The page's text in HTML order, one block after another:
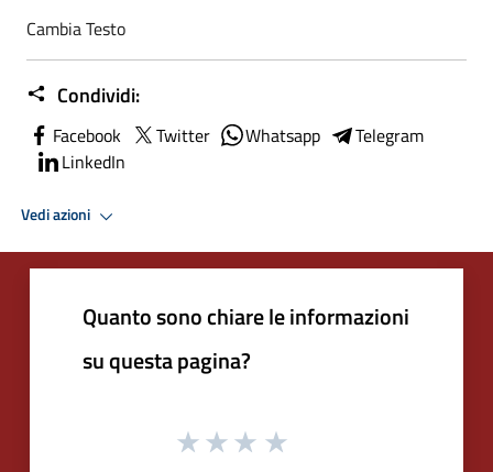
Cambia Testo
Condividi:
Facebook Twitter Whatsapp
Telegram
LinkedIn
Vedi azioni
Quanto sono chiare le informazioni
su questa pagina?